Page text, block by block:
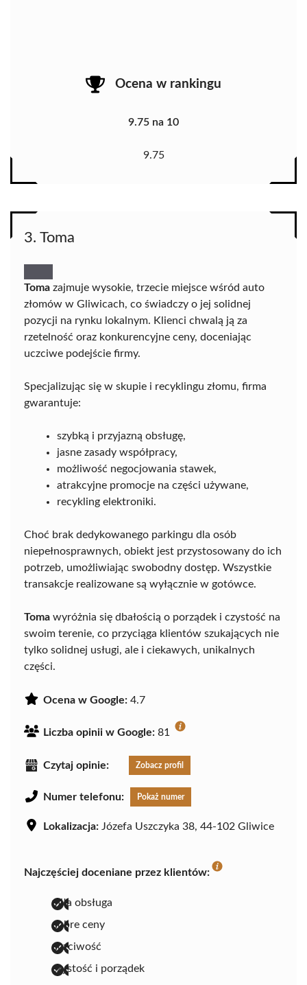
Ocena w rankingu
9.75 na 10
9.75
3. Toma
Toma zajmuje wysokie, trzecie miejsce wśród auto
złomów w Gliwicach, co świadczy o jej solidnej
pozycji na rynku lokalnym. Klienci chwalą ją za
rzetelność oraz konkurencyjne ceny, doceniając
uczciwe podejście firmy.
Specjalizując się w skupie i recyklingu złomu, firma
gwarantuje:
szybką i przyjazną obsługę,
jasne zasady współpracy,
możliwość negocjowania stawek,
atrakcyjne promocje na części używane,
recykling elektroniki.
Choć brak dedykowanego parkingu dla osób
niepełnosprawnych, obiekt jest przystosowany do ich
potrzeb, umożliwiając swobodny dostęp. Wszystkie
transakcje realizowane są wyłącznie w gotówce.
Toma wyróżnia się dbałością o porządek i czystość na
swoim terenie, co przyciąga klientów szukających nie
tylko solidnej usługi, ale i ciekawych, unikalnych
części.
Ocena w Google: 4.7
Liczba opinii w Google: 81
Czytaj opinie: Zobacz profil
Numer telefonu: Pokaż numer
Lokalizacja: Józefa Uszczyka 38, 44-102 Gliwice
Najczęściej doceniane przez klientów:
miła obsługa
dobre ceny
uczciwość
czystość i porządek